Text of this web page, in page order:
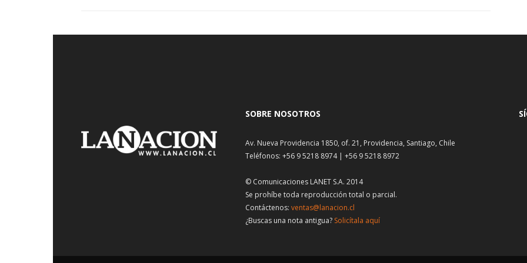
SOBRE NOSOTROS
Av. Nueva Providencia 1850, of. 21, Providencia, Santiago, Chile
Teléfonos: +56 9 5218 8974 | +56 9 5218 8972
© Comunicaciones LANET S.A. 2014
Se prohíbe toda reproducción total o parcial.
Contáctenos: ventas@lanacion.cl
¿Buscas una nota antigua? Solicítala aquí